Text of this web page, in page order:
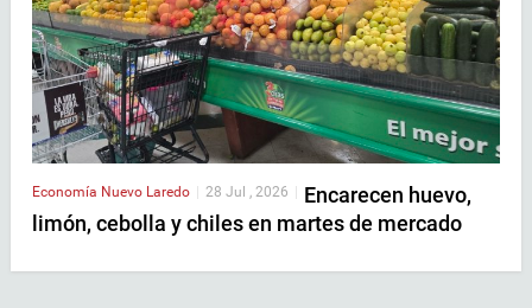
Economía Nuevo Laredo | 28 Jul , 2026 | Encarecen huevo,
limón, cebolla y chiles en martes de mercado